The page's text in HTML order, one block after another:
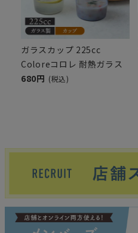
ガラスカップ 225cc
Coloreコロレ 耐熱ガラス
680円 (税込)